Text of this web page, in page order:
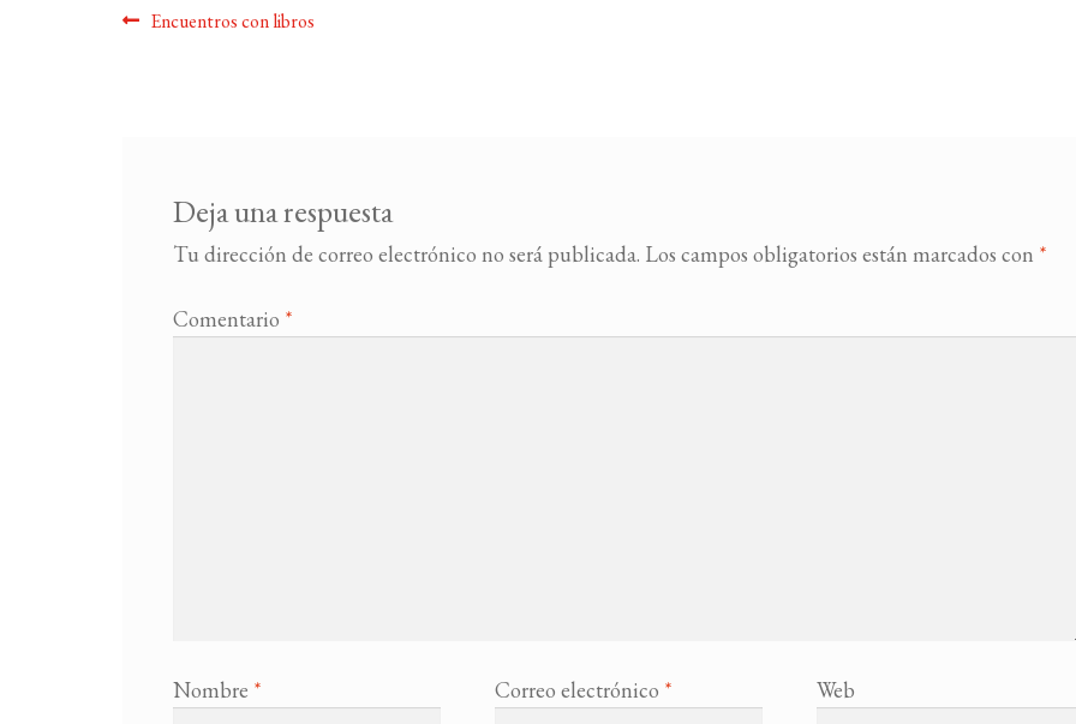
Navegación
Anterior:
Encuentros con libros
Deja una respuesta
Tu dirección de correo electrónico no será publicada. Los campos obligatorios están marcados con *
Comentario *
Nombre * Correo electrónico * Web